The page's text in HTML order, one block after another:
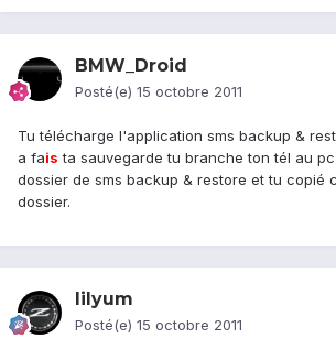
BMW_Droid
Posté(e) 15 octobre 2011
Tu télécharge l'application sms backup &
a fais ta sauvegarde tu branche ton tél au
dossier de sms backup & restore et tu copié
dossier.
lilyum
Posté(e) 15 octobre 2011